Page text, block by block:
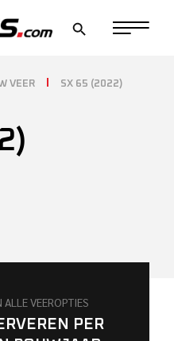
VEER SX 65 (2022)
VEEROPTIES
PER